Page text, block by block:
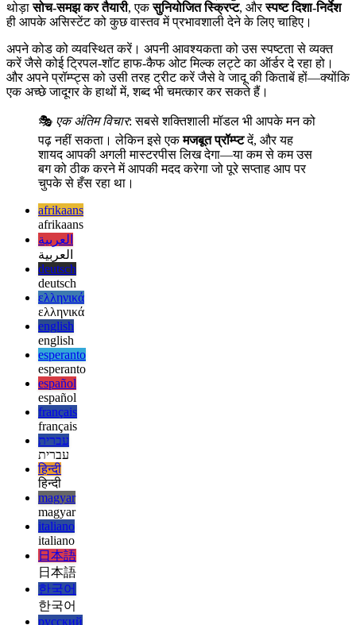
थोड़ासोच-समझ कर तैयारी, एकसुनियोजित स्क्रिप्ट , औरस्पष्ट दिशा-निर्देश
ही आपके असिस्टेंट को कुछ वास्तव में प्रभावशाली देने के लिए चाहिए।
अपने कोड को व्यवस्थित करें। अपनी आवश्यकता को उस स्पष्टता से व्यक्त
और अपने प्रॉम्प्ट्स को उसी तरह ट्रीट करें जैसे वे जादू की किताबें हों—क्योंकि
एक अच्छे जादूगर के हाथों में, शब्द भी चमत्कार कर सकते हैं।
🎭एक अंतिम विचार: सबसे शक्तिशाली मॉडल भी आपके मन को
पढ़ नहीं सकता। लेकिन इसे एक
बग को ठीक करने में आपकी मदद करेगा जो पूरे सप्ताह आप पर
चुपके से हँस रहा था।
afrikaans
afrikaans
العربية
العربية
deutsch
deutsch
ελληνικά
ελληνικά
english
english
esperanto
esperanto
español
español
français
français
עברית
עברית
हिन्दी
हिन्दी
magyar
magyar
italiano
italiano
日本語
日本語